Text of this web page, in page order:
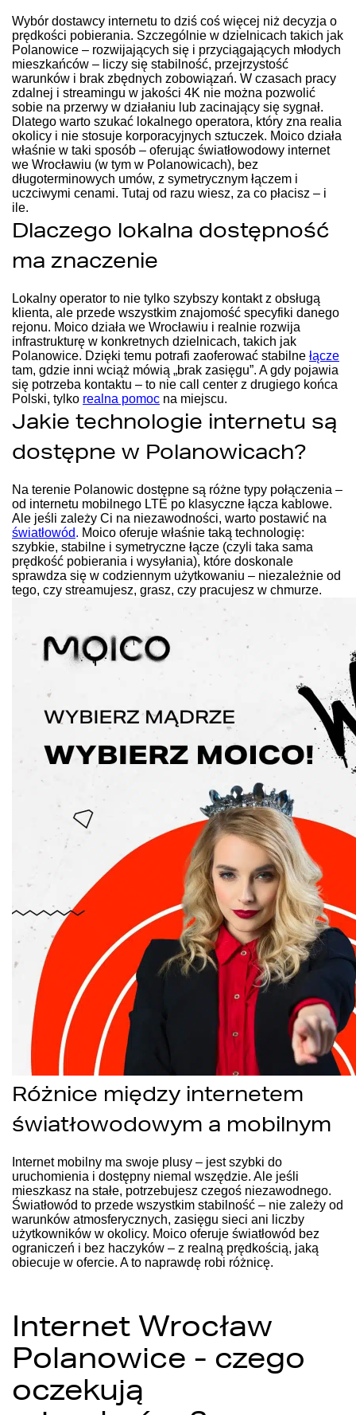
Wybór dostawcy internetu to dziś coś więcej niż decyzja o
prędkości pobierania. Szczególnie w dzielnicach takich jak
Polanowice – rozwijających się i przyciągających młodych
mieszkańców – liczy się stabilność, przejrzystość
warunków i brak zbędnych zobowiązań. W czasach pracy
zdalnej i streamingu w jakości 4K nie można pozwolić
sobie na przerwy w działaniu lub zacinający się sygnał.
Dlatego warto szukać lokalnego operatora, który zna realia
okolicy i nie stosuje korporacyjnych sztuczek. Moico działa
właśnie w taki sposób – oferując światłowodowy internet
we Wrocławiu (w tym w Polanowicach), bez
długoterminowych umów, z symetrycznym łączem i
uczciwymi cenami. Tutaj od razu wiesz, za co płacisz – i
ile.
Dlaczego lokalna dostępność
ma znaczenie
Lokalny operator to nie tylko szybszy kontakt z obsługą
klienta, ale przede wszystkim znajomość specyfiki danego
rejonu. Moico działa we Wrocławiu i realnie rozwija
infrastrukturę w konkretnych dzielnicach, takich jak
Polanowice. Dzięki temu potrafi zaoferować stabilne łącze
tam, gdzie inni wciąż mówią „brak zasięgu”. A gdy pojawia
się potrzeba kontaktu – to nie call center z drugiego końca
Polski, tylko realna pomoc na miejscu.
Jakie technologie internetu są
dostępne w Polanowicach?
Na terenie Polanowic dostępne są różne typy połączenia –
od internetu mobilnego LTE po klasyczne łącza kablowe.
Ale jeśli zależy Ci na niezawodności, warto postawić na
światłowód. Moico oferuje właśnie taką technologię:
szybkie, stabilne i symetryczne łącze (czyli taka sama
prędkość pobierania i wysyłania), które doskonale
sprawdza się w codziennym użytkowaniu – niezależnie od
tego, czy streamujesz, grasz, czy pracujesz w chmurze.
Różnice między internetem
światłowodowym a mobilnym
Internet mobilny ma swoje plusy – jest szybki do
uruchomienia i dostępny niemal wszędzie. Ale jeśli
mieszkasz na stałe, potrzebujesz czegoś niezawodnego.
Światłowód to przede wszystkim stabilność – nie zależy od
warunków atmosferycznych, zasięgu sieci ani liczby
użytkowników w okolicy. Moico oferuje światłowód bez
ograniczeń i bez haczyków – z realną prędkością, jaką
obiecuje w ofercie. A to naprawdę robi różnicę.
Internet Wrocław
Polanowice - czego
oczekują